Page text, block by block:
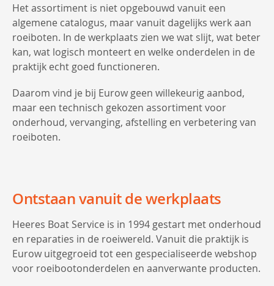
Het assortiment is niet opgebouwd vanuit een
algemene catalogus, maar vanuit dagelijks werk aan
roeiboten. In de werkplaats zien we wat slijt, wat beter
kan, wat logisch monteert en welke onderdelen in de
praktijk echt goed functioneren.
Daarom vind je bij Eurow geen willekeurig aanbod,
maar een technisch gekozen assortiment voor
onderhoud, vervanging, afstelling en verbetering van
roeiboten.
Ontstaan vanuit de werkplaats
Heeres Boat Service is in 1994 gestart met onderhoud
en reparaties in de roeiwereld. Vanuit die praktijk is
Eurow uitgegroeid tot een gespecialiseerde webshop
voor roeibootonderdelen en aanverwante producten.